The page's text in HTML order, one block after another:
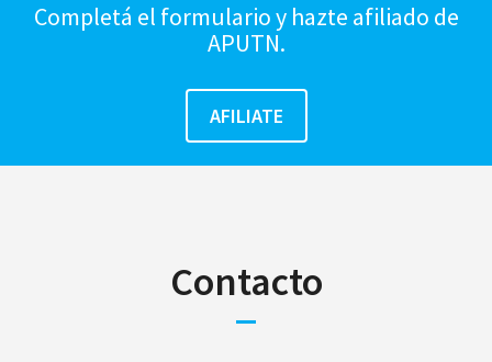
Completá el formulario y hazte afiliado de
APUTN.
Contacto